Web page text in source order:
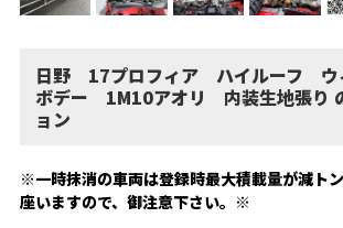
日野 17プロフィア ハイルーフ ウ
ボデー 1M10アオリ 内装生地張り
ョン
※一時抹消の車両は登録時最大積載量が減ト
座いますので、御注意下さい。※